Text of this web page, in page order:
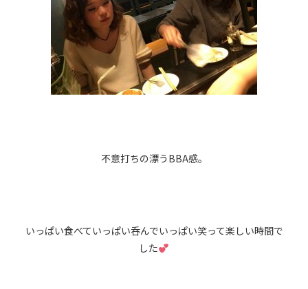
不意打ちの漂うBBA感。
いっぱい食べていっぱい呑んでいっぱい笑って楽しい時間で
した